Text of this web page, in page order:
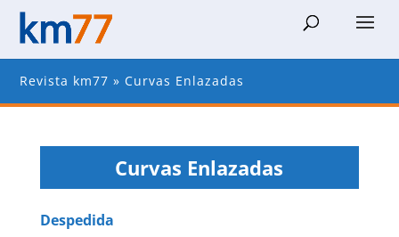
Revista km77 » Curvas Enlazadas
Curvas Enlazadas
Despedida